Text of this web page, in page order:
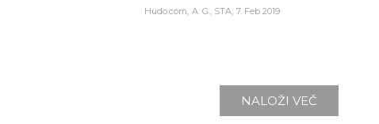
Hudo.com A. G., STA 7. Feb 2019
NALOŽI VEČ